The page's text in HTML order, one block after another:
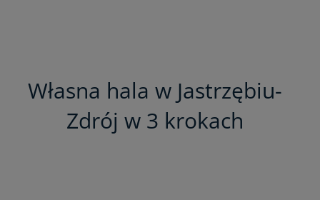
Własna hala w Jastrzębiu-
Zdrój w 3 krokach